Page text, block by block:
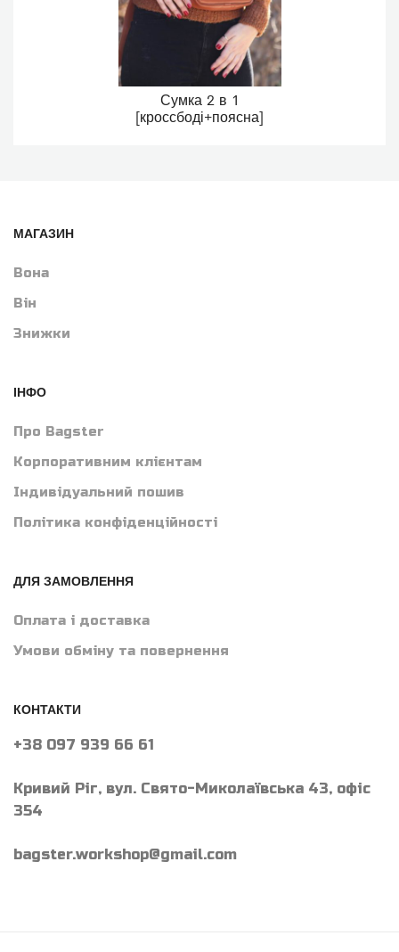
Сумка 2 в 1
[кроссбоді+поясна]
МАГАЗИН
Вона
Він
Знижки
ІНФО
Про Bagster
Корпоративним клієнтам
Індивідуальний пошив
Політика конфіденційності
ДЛЯ ЗАМОВЛЕННЯ
Оплата і доставка
Умови обміну та повернення
КОНТАКТИ
+38 097 939 66 61
Кривий Ріг, вул. Свято-Миколаївська 43, офіс
354
bagster.workshop@gmail.com